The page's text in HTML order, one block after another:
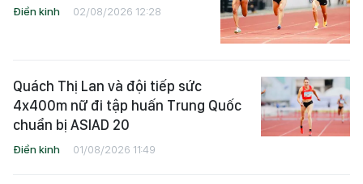
Điền kinh 02/08/2026 12:28
Quách Thị Lan và đội tiếp sức
4x400m nữ đi tập huấn Trung Quốc
chuẩn bị ASIAD 20
Điền kinh 01/08/2026 11:49